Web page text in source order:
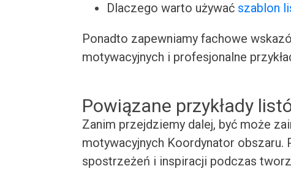
Dlaczego warto używać szablon
Ponadto zapewniamy fachowe
motywacyjnych i profesjonalne
Powiązane przykłady
Zanim przejdziemy dalej, być może
motywacyjnych Koordynator obszaru.
spostrzeżeń i inspiracji podczas